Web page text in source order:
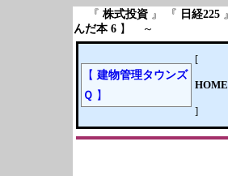
『 株式投資 』 『 日経225
んだ本 6 】 ～
【 建物管理タウンズ
Ｑ 】
[
HOME
]